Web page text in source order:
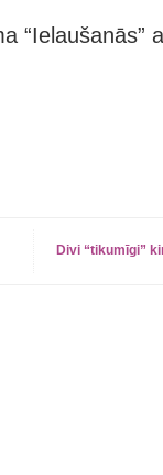
“Ielaušanās”
Divi “tikumīgi”